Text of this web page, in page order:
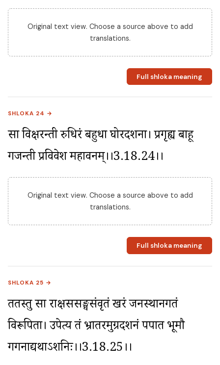
Original text view. Choose a source above to add
translations.
Full shloka meaning
SHLOKA 24 →
सा विक्षरन्ती रुधिरं बहुधा घोरदर्शना। प्रगृह्य बाहू
गर्जन्ती प्रविवेश महावनम्।।3.18.24।।
Original text view. Choose a source above to add
translations.
Full shloka meaning
SHLOKA 25 →
ततस्तु सा राक्षससङ्घसंवृतं खरं जनस्थानगतं
विरूपिता। उपेत्य तं भ्रातरमुग्रदर्शनं पपात भूमौ
गगनाद्यथाऽशनिः।।3.18.25।।